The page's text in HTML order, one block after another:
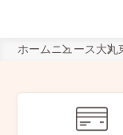
ホーム ニュース大丸